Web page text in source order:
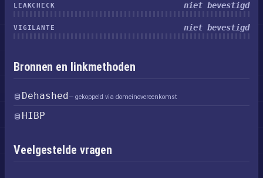
LEAKCHECK niet bevestigd
VIGILANTE niet bevestigd
Bronnen en linkmethoden
Dehashed— gekoppeld via domeinovereenkomst
HIBP
Veelgestelde vragen